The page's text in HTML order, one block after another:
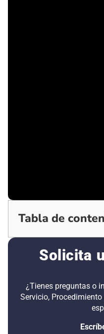
Tabla de
Solicita
¿Tienes preguntas o
Servicio,